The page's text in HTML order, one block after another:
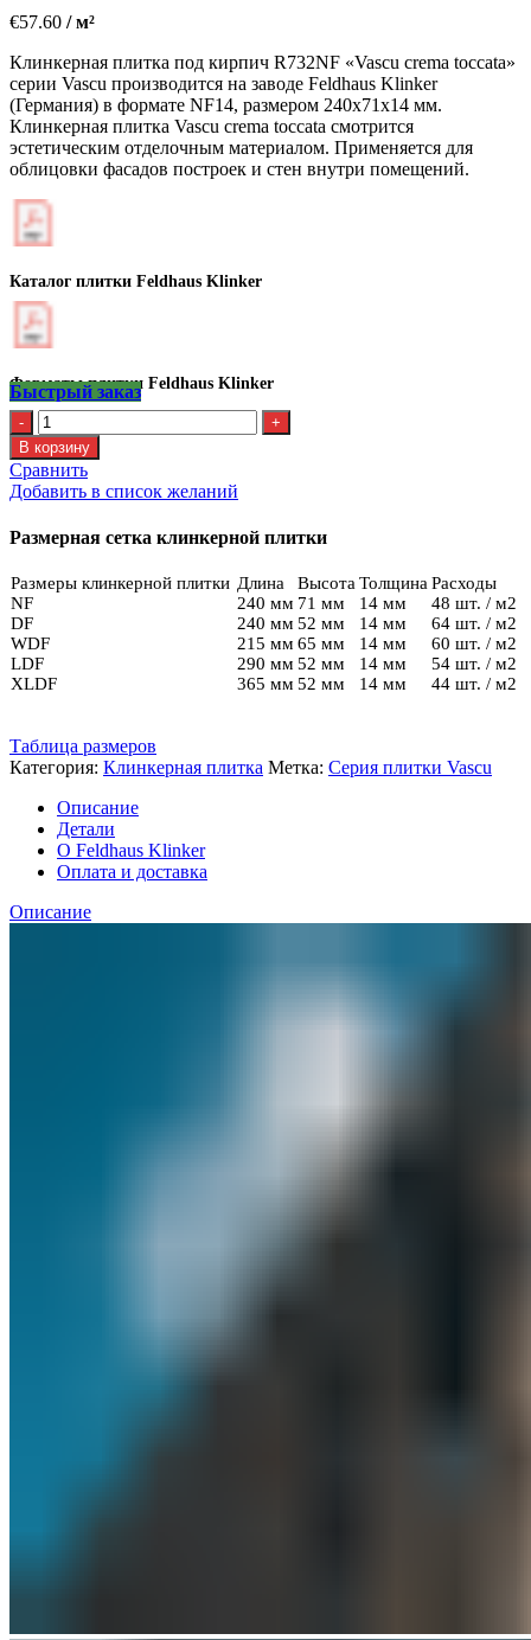
€57.60 / м²
Клинкерная плитка под кирпич R732NF «Vascu crema toccata»
серии Vascu производится на заводе Feldhaus Klinker
(Германия) в формате NF14, размером 240х71х14 мм.
Клинкерная плитка Vascu crema toccata смотрится
эстетическим отделочным материалом. Применяется для
облицовки фасадов построек и стен внутри помещений.
Каталог плитки Feldhaus Klinker
Форматы плитки Feldhaus Klinker
Быстрый заказ
Количество
Клинкерная
плитка
Feldhaus
R
NF14
В корзину
Сравнить
Добавить в список желаний
Размерная сетка клинкерной плитки
Размеры клинкерной плитки Длина ВысотаТолщинаРасходы
NF
240 мм 71 мм 14 мм
48 шт. / м2
DF
240 мм 52 мм 14 мм
64 шт. / м2
WDF
215 мм 65 мм 14 мм
60 шт. / м2
LDF
290 мм 52 мм 14 мм
54 шт. / м2
XLDF
365 мм 52 мм 14 мм 44 шт. / м2
Таблица размеров
Категория: Клинкерная плитка Метка: Серия плитки Vascu
Описание
Детали
О Feldhaus Klinker
Оплата и доставка
Описание